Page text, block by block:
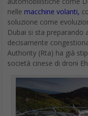
Il piano di archiviazione
passato in maniera
in vigore nel paese in
senza variazioni di
I piani superiori ai 2 TB,
attuale, ma potranno
momento attuale, con
disponibili.